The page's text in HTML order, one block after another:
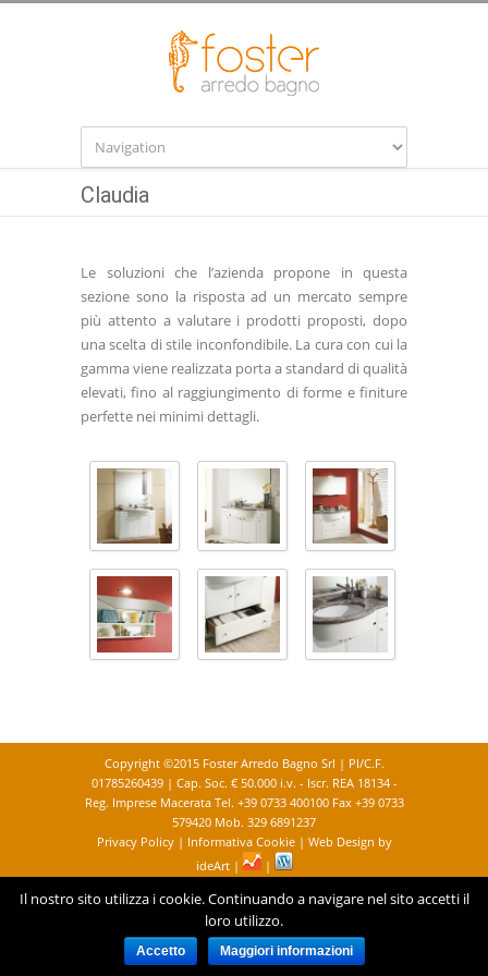
Claudia
Le soluzioni che l’azienda propone in questa
sezione sono la risposta ad un mercato sempre
più attento a valutare i prodotti proposti, dopo
una scelta di stile inconfondibile. La cura con cui la
gamma viene realizzata porta a standard di qualità
elevati, fino al raggiungimento di forme e finiture
perfette nei minimi dettagli.
Copyright ©2015 Foster Arredo Bagno Srl | PI/C.F.
01785260439 | Cap. Soc. € 50.000 i.v. - Iscr. REA 18134 -
Reg. Imprese Macerata Tel. +39 0733 400100 Fax +39 0733
579420 Mob. 329 6891237
Privacy Policy | Informativa Cookie | Web Design by
ideArt| |
Il nostro sito utilizza i cookie. Continuando a navigare nel sito accetti il
loro utilizzo.
Accetto Maggiori informazioni